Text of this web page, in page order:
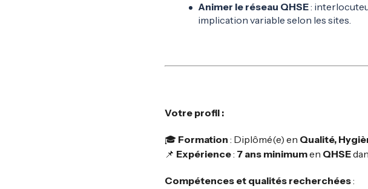
Animer le réseau QHSE:
implication variable selon les sites.
Votre profil :
🎓 Formation : Diplômé(e) en Qualité,
📌 Expérience: 7 ans minimumen QHSE
Compétences et qualités recherchées: